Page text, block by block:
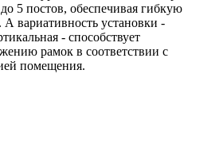
5 постов, обеспечивая гибкую
вариативность установки -
- способствует
рамок в соответствии с
помещения.